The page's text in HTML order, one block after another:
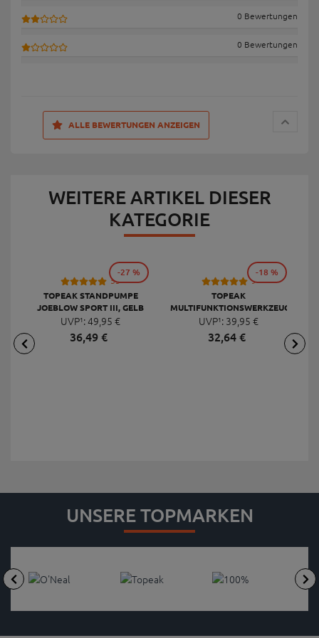
0 Bewertungen
0 Bewertungen
ALLE BEWERTUNGEN ANZEIGEN
WEITERE ARTIKEL DIESER
KATEGORIE
53
TOPEAK STANDPUMPE
JOEBLOW SPORT III, GELB
UVP¹:49,95 €
36,49€
-27 %
9
TOPEAK
MULTIFUNKTIONSWERKZEUG
MINI 20 PRO
UVP¹: 39,95 €
32,64€
-18 %
UNSERE TOPMARKEN